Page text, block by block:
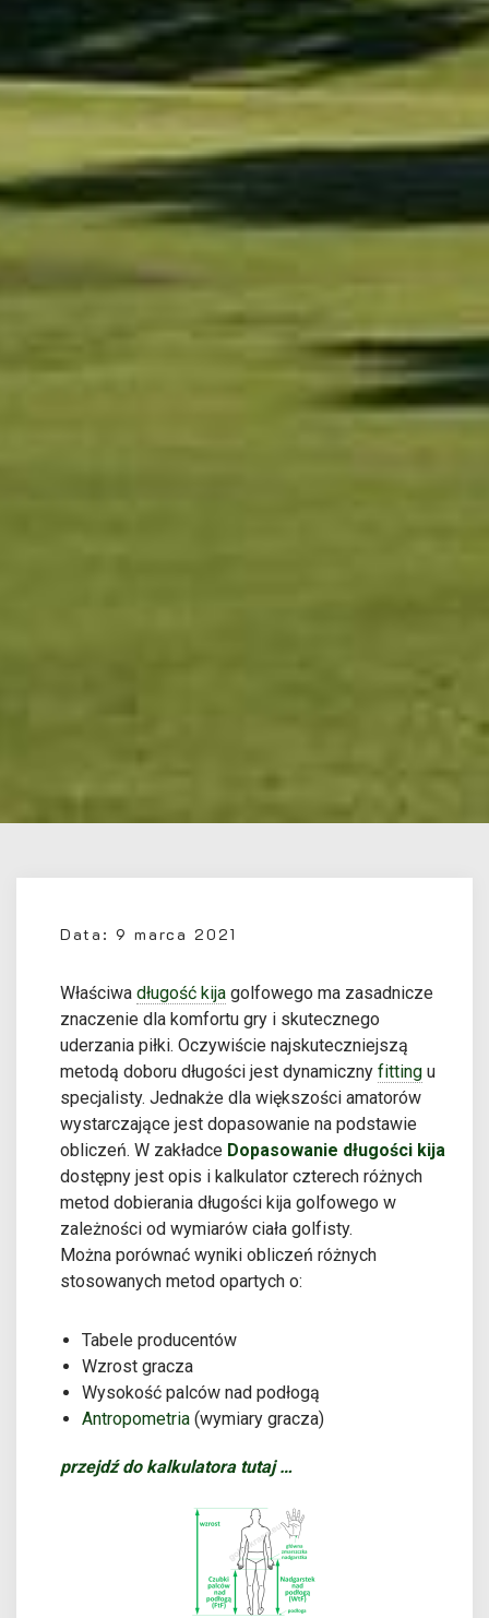
Data: 9 marca 2021
Właściwa długość kija golfowego ma zasadnicze
znaczenie dla komfortu gry i skutecznego
uderzania piłki. Oczywiście najskuteczniejszą
metodą doboru długości jest dynamiczny fitting u
specjalisty. Jednakże dla większości amatorów
wystarczające jest dopasowanie na podstawie
obliczeń. W zakładce Dopasowanie długości kija
dostępny jest opis i kalkulator czterech różnych
metod dobierania długości kija golfowego w
zależności od wymiarów ciała golfisty.
Można porównać wyniki obliczeń różnych
stosowanych metod opartych o:
Tabele producentów
Wzrost gracza
Wysokość palców nad podłogą
Antropometria (wymiary gracza)
przejdź do kalkulatora tutaj …